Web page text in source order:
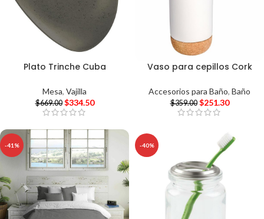
Plato Trinche Cuba
Mesa, Vajilla
$669.00 $334.50
Vaso para cepillos Cork
Accesorios para Baño, Baño
$359.00 $251.30
-41% -40%